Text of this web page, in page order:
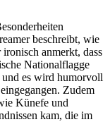
beschreibt, wie
anmerkt, dass
Nationalflagge
es wird humorvoll
Zudem
Künefe und
kam, die im